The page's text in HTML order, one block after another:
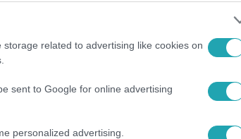
related to advertising like cookies on
sent to Google for online advertising
personalized advertising.
találatokban!